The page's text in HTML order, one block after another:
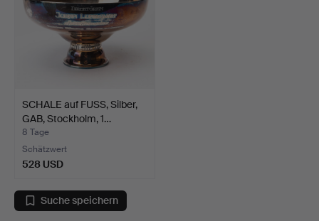
SCHALE auf FUSS, Silber,
GAB, Stockholm, 1…
8 Tage
Schätzwert
528 USD
Suche speichern